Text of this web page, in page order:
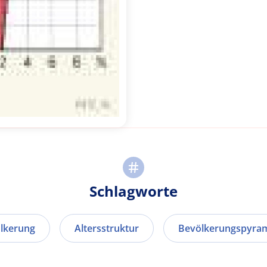
Schlagworte
Altersstruktur